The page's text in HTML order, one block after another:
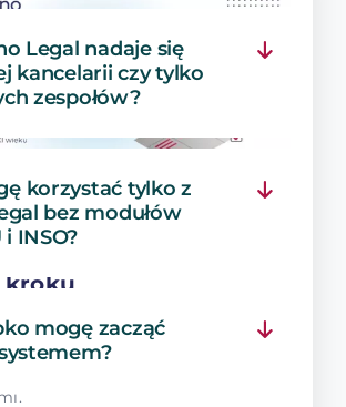
kroku
szczególnie przydatny jeśli szukasz
procesami i
Legal nadaje się
kancelarii czy tylko
zespołów?
korzystać tylko z
bez modułów
i INSO?
mogę zacząć